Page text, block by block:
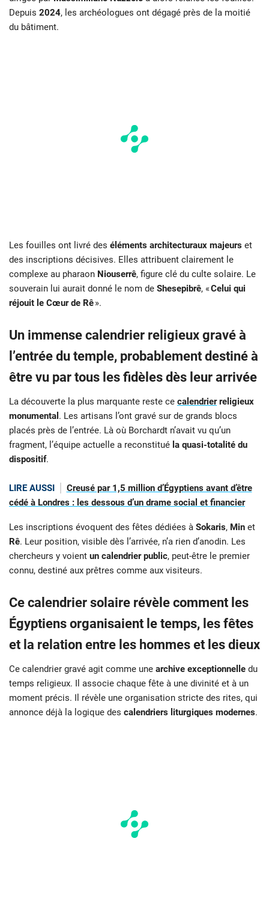
Depuis 2024, les archéologues ont dégagé près de la moitié
du bâtiment.
Les fouilles ont livré des éléments architecturaux majeurs et
des inscriptions décisives. Elles attribuent clairement le
complexe au pharaon Niouserrê, figure clé du culte solaire. Le
souverain lui aurait donné le nom de Shesepibrê, «Celui qui
réjouit le Cœur de Rê».
Un immense calendrier religieux gravé à
l’entrée du temple, probablement destiné à
être vu par tous les fidèles dès leur arrivée
La découverte la plus marquante reste ce calendrierreligieux
monumental . Les artisans l’ont gravé sur de grands blocs
placés près de l’entrée. Là où Borchardt n’avait vu qu’un
fragment, l’équipe actuelle a reconstitué la quasi-totalité du
dispositif.
LIRE AUSSI
Creusé par 1,5 million d’Égyptiens avant d’être
cédé à Londres : les dessous d’un drame social et financier
Les inscriptions évoquent des fêtes dédiées à Sokaris, Min et
Rê. Leur position, visible dès l’arrivée, n’a rien d’anodin. Les
chercheurs y voient un calendrier public, peut-être le premier
connu, destiné aux prêtres comme aux visiteurs.
Ce calendrier solaire révèle comment les
Égyptiens organisaient le temps, les fêtes
et la relation entre les hommes et les dieux
Ce calendrier gravé agit comme une archive exceptionnelle du
temps religieux. Il associe chaque fête à une divinité et à un
moment précis. Il révèle une organisation stricte des rites, qui
annonce déjà la logique des calendriers liturgiques modernes.